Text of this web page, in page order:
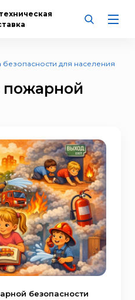
безопасности для населения
пожарной
безопасности